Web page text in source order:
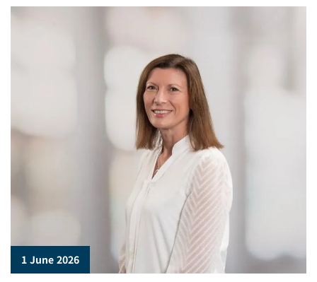
1 June 2026